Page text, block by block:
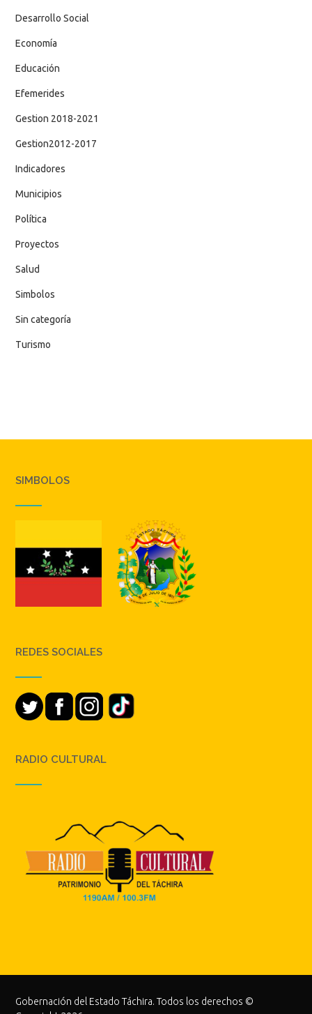
Desarrollo Social
Economía
Educación
Efemerides
Gestion 2018-2021
Gestion2012-2017
Indicadores
Municipios
Política
Proyectos
Salud
Simbolos
Sin categoría
Turismo
SIMBOLOS
REDES SOCIALES
RADIO CULTURAL
Gobernación del Estado Táchira. Todos los derechos ©